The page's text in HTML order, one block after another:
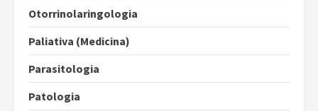
Otorrinolaringologia
Paliativa (Medicina)
Parasitologia
Patologia